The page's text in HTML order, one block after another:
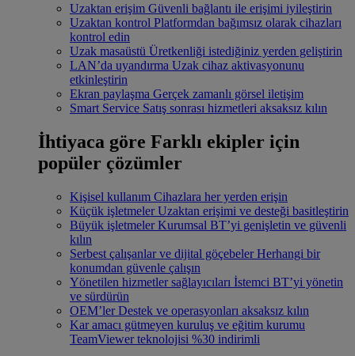
Uzaktan erişim Güvenli bağlantı ile erişimi iyileştirin
Uzaktan kontrol Platformdan bağımsız olarak cihazları
kontrol edin
Uzak masaüstü Üretkenliği istediğiniz yerden geliştirin
LAN’da uyandırma Uzak cihaz aktivasyonunu
etkinleştirin
Ekran paylaşma Gerçek zamanlı görsel iletişim
Smart Service Satış sonrası hizmetleri aksaksız kılın
İhtiyaca göre Farklı ekipler için
popüler çözümler
Kişisel kullanım Cihazlara her yerden erişin
Küçük işletmeler Uzaktan erişimi ve desteği basitleştirin
Büyük işletmeler Kurumsal BT’yi genişletin ve güvenli
kılın
Serbest çalışanlar ve dijital göçebeler Herhangi bir
konumdan güvenle çalışın
Yönetilen hizmetler sağlayıcıları İstemci BT’yi yönetin
ve sürdürün
OEM’ler Destek ve operasyonları aksaksız kılın
Kar amacı gütmeyen kuruluş ve eğitim kurumu
TeamViewer teknolojisi %30 indirimli